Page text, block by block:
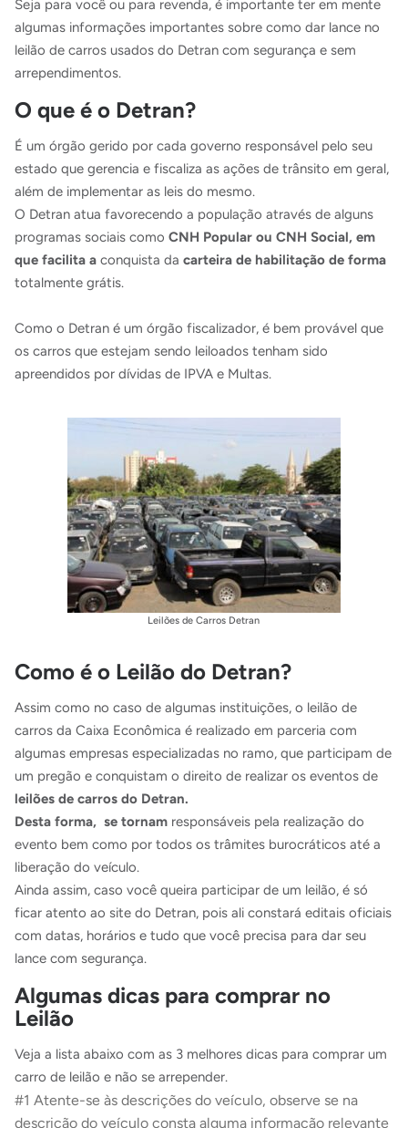
Seja para você ou para revenda, é importante ter em mente
algumas informações importantes sobre como dar lance no
leilão de carros usados do Detran com segurança e sem
arrependimentos.
O que é o Detran?
É um órgão gerido por cada governo responsável pelo seu
estado que gerencia e fiscaliza as ações de trânsito em geral,
além de implementar as leis do mesmo.
O Detran atua favorecendo a população através de alguns
programas sociais como CNH Popular ou CNH Social, em
que facilita a conquista da carteira de habilitação de forma
totalmente grátis.
Como o Detran é um órgão fiscalizador, é bem provável que
os carros que estejam sendo leiloados tenham sido
apreendidos por dívidas de IPVA e Multas.
Leilões de Carros Detran
Como é o Leilão do Detran?
Assim como no caso de algumas instituições, o leilão de
carros da Caixa Econômica é realizado em parceria com
algumas empresas especializadas no ramo, que participam de
um pregão e conquistam o direito de realizar os eventos de
leilões de carros do Detran.
Desta forma, se tornam responsáveis pela realização do
evento bem como por todos os trâmites burocráticos até a
liberação do veículo.
Ainda assim, caso você queira participar de um leilão, é só
ficar atento ao site do Detran, pois ali constará editais oficiais
com datas, horários e tudo que você precisa para dar seu
lance com segurança.
Algumas dicas para comprar no
Leilão
Veja a lista abaixo com as 3 melhores dicas para comprar um
carro de leilão e não se arrepender.
#1 Atente-se às descrições do veículo, observe se na
descrição do veículo consta alguma informação relevante